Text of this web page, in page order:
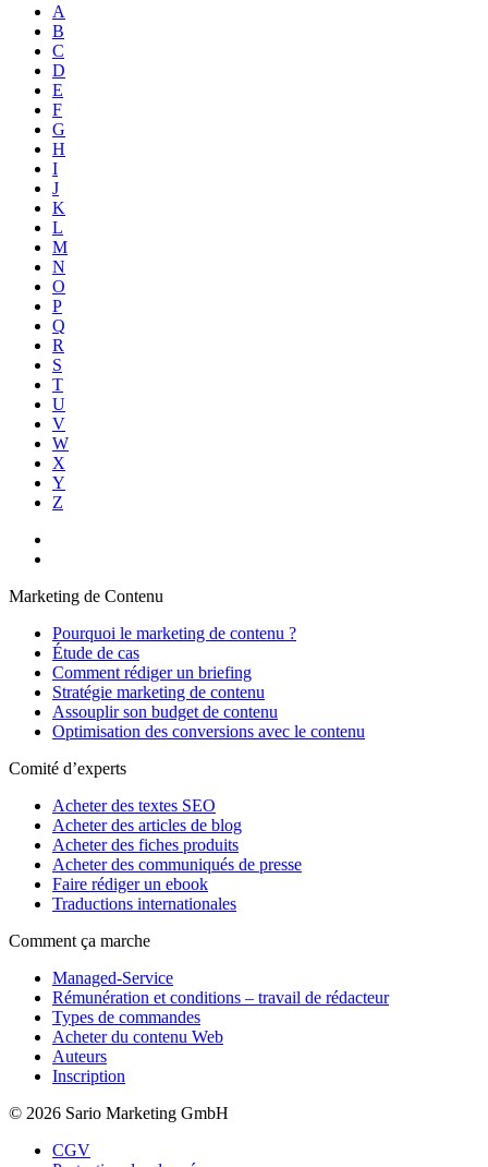
A
B
C
D
E
F
G
H
I
J
K
L
M
N
O
P
Q
R
S
T
U
V
W
X
Y
Z
Marketing de Contenu
Pourquoi le marketing de contenu ?
Étude de cas
Comment rédiger un briefing
Stratégie marketing de contenu
Assouplir son budget de contenu
Optimisation des conversions avec le contenu
Comité d’experts
Acheter des textes SEO
Acheter des articles de blog
Acheter des fiches produits
Acheter des communiqués de presse
Faire rédiger un ebook
Traductions internationales
Comment ça marche
Managed-Service
Rémunération et conditions – travail de rédacteur
Types de commandes
Acheter du contenu Web
Auteurs
Inscription
© 2026 Sario Marketing GmbH
CGV